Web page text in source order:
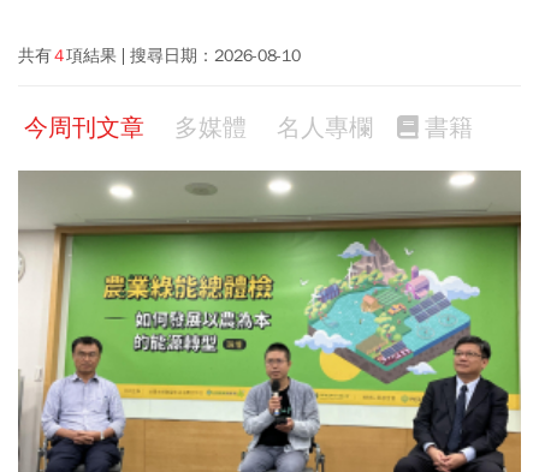
共有4項結果 搜尋日期： 2026-08-10
今周刊文章 多媒體 名人專欄 書籍